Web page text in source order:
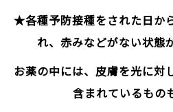
★各種予防接種をされた日か
れ、赤みなどがない状態
お薬の中には、皮膚を光に対
含まれているもの